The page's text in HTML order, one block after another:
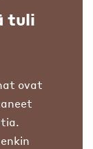
tuli
ovat